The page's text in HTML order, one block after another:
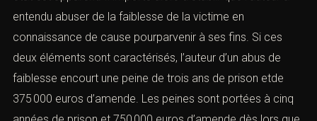
b). — L’élément intentionnel
L’élément moral de l’infraction réside dans la
connaissance de l’état de faiblesse de la victime par
l’auteur des faits. La preuve se trouve facilitée lorsque
cet état est apparent. Il importe alors d’établir que